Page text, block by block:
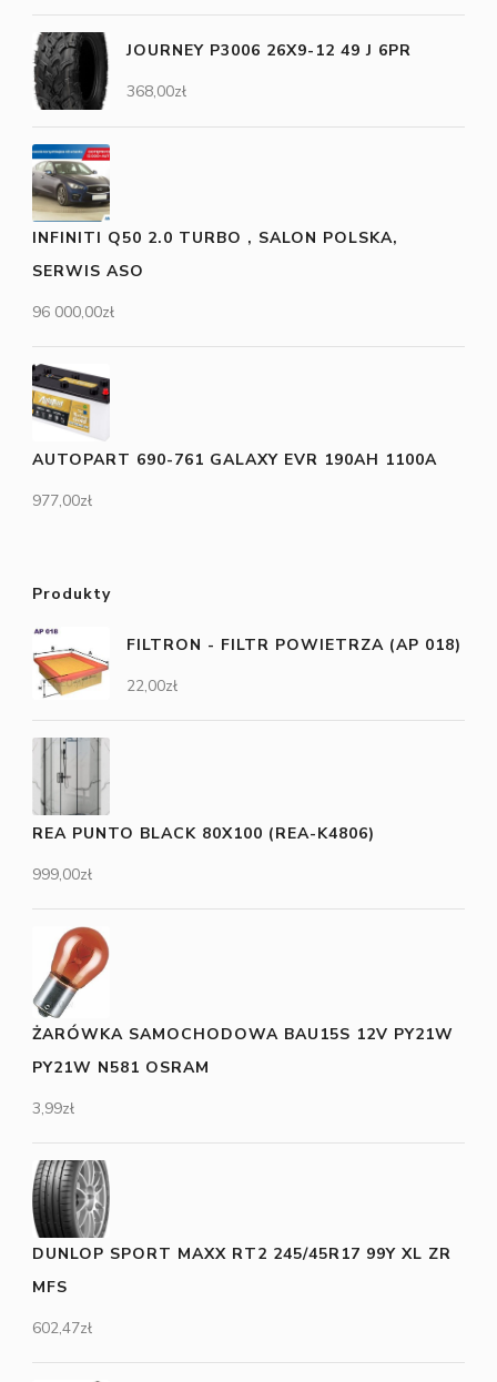
JOURNEY P3006 26X9-12 49 J 6PR
368,00zł
INFINITI Q50 2.0 TURBO , SALON POLSKA,
SERWIS ASO
96 000,00zł
AUTOPART 690-761 GALAXY EVR 190AH 1100A
977,00zł
Produkty
FILTRON - FILTR POWIETRZA (AP 018)
22,00zł
REA PUNTO BLACK 80X100 (REA-K4806)
999,00zł
ŻARÓWKA SAMOCHODOWA BAU15S 12V PY21W
PY21W N581 OSRAM
3,99zł
DUNLOP SPORT MAXX RT2 245/45R17 99Y XL ZR
MFS
602,47zł